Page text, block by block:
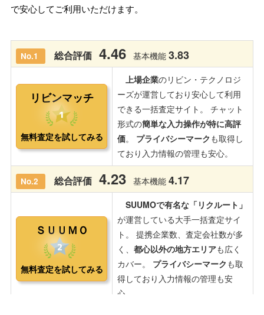
で安心してご利用いただけます。